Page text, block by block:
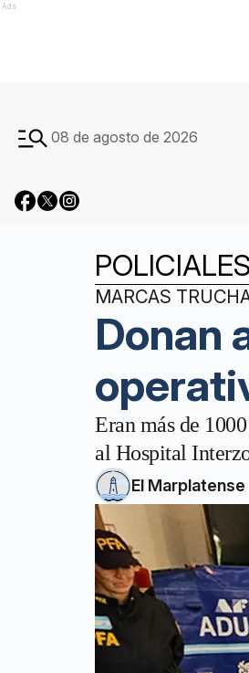
Ads
08 de agosto de 2026
POLICIALES
MARCAS
Donan
Eran más de
al Hospital
El Marplatense